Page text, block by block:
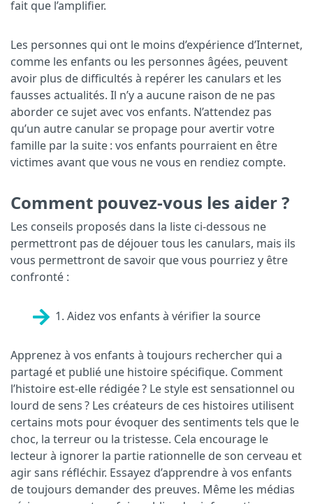
fait que l’amplifier.
Les personnes qui ont le moins d’expérience d’Internet,
comme les enfants ou les personnes âgées, peuvent
avoir plus de difficultés à repérer les canulars et les
fausses actualités. Il n’y a aucune raison de ne pas
aborder ce sujet avec vos enfants. N’attendez pas
qu’un autre canular se propage pour avertir votre
famille par la suite : vos enfants pourraient en être
victimes avant que vous ne vous en rendiez compte.
Comment pouvez-vous les aider ?
Les conseils proposés dans la liste ci-dessous ne
permettront pas de déjouer tous les canulars, mais ils
vous permettront de savoir que vous pourriez y être
confronté :
1. Aidez vos enfants à vérifier la source
Apprenez à vos enfants à toujours rechercher qui a
partagé et publié une histoire spécifique. Comment
l’histoire est-elle rédigée ? Le style est sensationnel ou
lourd de sens ? Les créateurs de ces histoires utilisent
certains mots pour évoquer des sentiments tels que le
choc, la terreur ou la tristesse. Cela encourage le
lecteur à ignorer la partie rationnelle de son cerveau et
agir sans réfléchir. Essayez d’apprendre à vos enfants
de toujours demander des preuves. Même les médias